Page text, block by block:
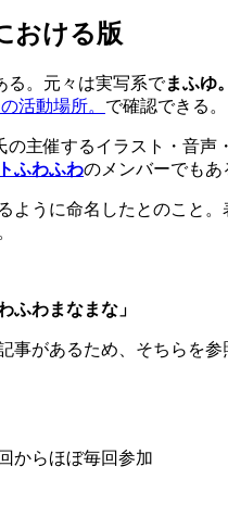
おける版
る。元々は実写系でまふゆ。
活動場所。 で確認できる。
の主催するイラスト・音
ふわふわのメンバーでもあ
ように命名したとのこと
ふわまなまな」
があるため、そちらを参
らほぼ毎回参加